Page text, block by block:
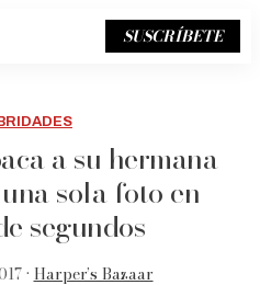
SUSCRÍBETE
a su hermana
sola foto en
segundos
• Harper’s Bazaar